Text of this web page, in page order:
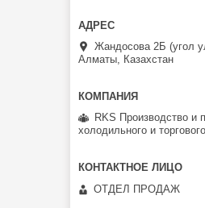
Жандосова 2Б (угол
Алматы, Казахстан
RKS Производство и
холодильного и
ОТДЕЛ ПРОДАЖ